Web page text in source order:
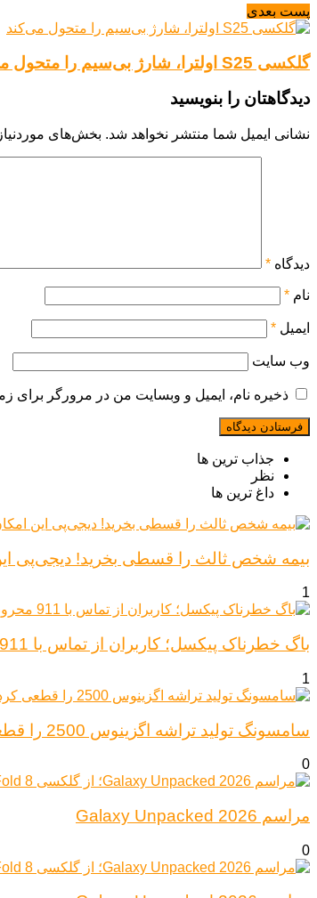
پست بعدی
گلکسی S25 اولترا، شارژ بی‌سیم را متحول می‌کند
دیدگاهتان را بنویسید
نشانی ایمیل شما منتشر نخواهد شد. بخش‌های
دیدگاه *
نام *
ایمیل *
وب‌ سایت
ذخیره نام، ایمیل و وبسایت من در مرورگر برای
جذاب ترین ها
نظر
داغ ترین ها
بیمه شخص ثالث را قسطی بخرید! دیجی‌پی
1
باگ خطرناک پیکسل؛ کاربران از تماس با 911 محروم می‌شوند (از پیکسل ۶ تا ۱۰)
1
سامسونگ تولید تراشه اگزینوس 2500 را قطعی کرد
0
مراسم Galaxy Unpacked 2026
0